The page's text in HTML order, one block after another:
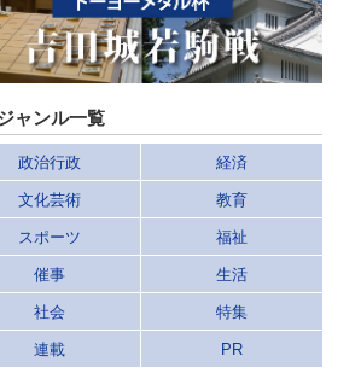
ャンル一覧
政治行政 経済
文化芸術 教育
スポーツ 福祉
催事 生活
社会 特集
連載 PR